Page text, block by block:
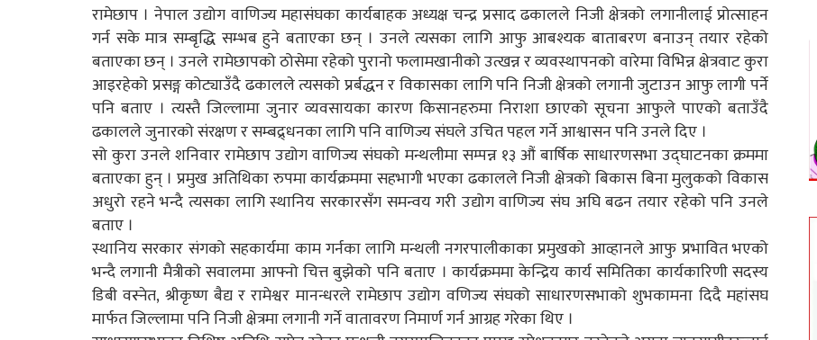
रामेछाप । नेपाल उद्योग वाणिज्य महासंघका कार्यबाहक अध्यक्ष चन्द्र प्रसाद ढकालले निजी क्षेत्रको लगानीलाई प्रोत्साहन
गर्न सके मात्र सम्बृद्धि सम्भब हुने बताएका छन् । उनले त्यसका लागि आफु आबश्यक बाताबरण बनाउन् तयार रहेको
बताएका छन् । उनले रामेछापको ठोसेमा रहेको पुरानो फलामखानीको उत्खन्न र व्यवस्थापनको वारेमा विभिन्न क्षेत्रवाट कुरा
आइरहेको प्रसङ्ग कोट्याउँदै ढकालले त्यसको प्रर्बद्धन र विकासका लागि पनि निजी क्षेत्रको लगानी जुटाउन आफु लागी पर्ने
पनि बताए । त्यस्तै जिल्लामा जुनार व्यवसायका कारण किसानहरुमा निराशा छाएको सूचना आफुले पाएको बताउँदै
ढकालले जुनारको संरक्षण र सम्बद्र्धनका लागि पनि वाणिज्य संघले उचित पहल गर्ने आश्वासन पनि उनले दिए ।
सो कुरा उनले शनिवार रामेछाप उद्योग वाणिज्य संघको मन्थलीमा सम्पन्न १३ औं बार्षिक साधारणसभा उद्घाटनका क्रममा
बताएका हुन् । प्रमुख अतिथिका रुपमा कार्यक्रममा सहभागी भएका ढकालले निजी क्षेत्रको बिकास बिना मुलुकको विकास
अधुरो रहने भन्दै त्यसका लागि स्थानिय सरकारसँग समन्वय गरी उद्योग वाणिज्य संघ अघि बढन तयार रहेको पनि उनले
बताए ।
स्थानिय सरकार संगको सहकार्यमा काम गर्नका लागि मन्थली नगरपालीकाका प्रमुखको आव्हानले आफु प्रभावित भएको
भन्दै लगानी मैत्रीको सवालमा आफ्नो चित्त बुझेको पनि बताए । कार्यक्रममा केन्द्रिय कार्य समितिका कार्यकारिणी सदस्य
डिबी वस्नेत, श्रीकृष्ण बैद्य र रामेश्वर मानन्धरले रामेछाप उद्योग वणिज्य संघको साधारणसभाको शुभकामना दिदै महांसघ
मार्फत जिल्लामा पनि निजी क्षेत्रमा लगानी गर्ने वातावरण निमार्ण गर्न आग्रह गरेका थिए ।